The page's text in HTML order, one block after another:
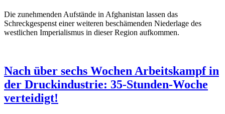
Die zunehmenden Aufstände in Afghanistan lassen das
Schreckgespenst einer weiteren beschämenden Niederlage des
westlichen Imperialismus in dieser Region aufkommen.
Nach über sechs Wochen Arbeitskampf in
der Druckindustrie: 35-Stunden-Woche
verteidigt!